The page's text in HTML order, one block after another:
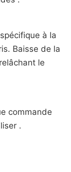
à la
Baisse de la
le
commande
.